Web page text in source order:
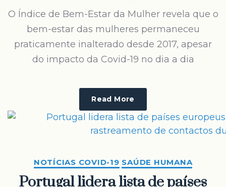
O Índice de Bem-Estar da Mulher revela que o
bem-estar das mulheres permaneceu
praticamente inalterado desde 2017, apesar
do impacto da Covid-19 no dia a dia
Read More
NOTÍCIAS COVID-19 SAÚDE HUMANA
Portugal lidera lista de países